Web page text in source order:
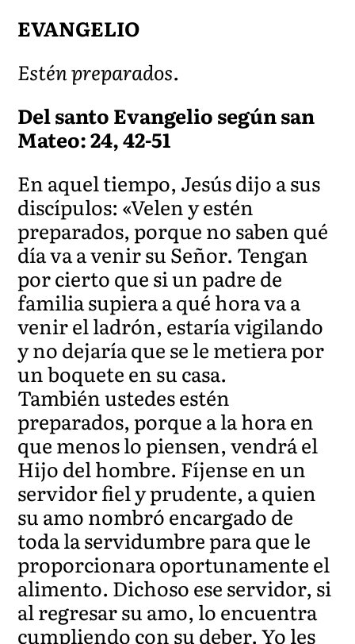
EVANGELIO
Estén preparados.
Del santo Evangelio según san
Mateo: 24, 42-51
En aquel tiempo, Jesús dijo a sus
discípulos: «Velen y estén
preparados, porque no saben qué
día va a venir su Señor. Tengan
por cierto que si un padre de
familia supiera a qué hora va a
venir el ladrón, estaría vigilando
y no dejaría que se le metiera por
un boquete en su casa.
También ustedes estén
preparados, porque a la hora en
que menos lo piensen, vendrá el
Hijo del hombre. Fíjense en un
servidor fiel y prudente, a quien
su amo nombró encargado de
toda la servidumbre para que le
proporcionara oportunamente el
alimento. Dichoso ese servidor, si
al regresar su amo, lo encuentra
cumpliendo con su deber. Yo les